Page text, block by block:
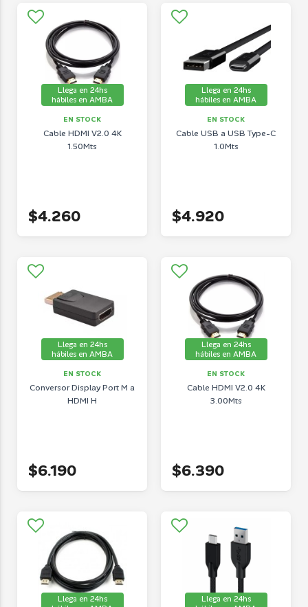
Llega en 24hs
hábiles en AMBA
EN STOCK
Cable HDMI V2.0 4K
1.50Mts
$4.260
Llega en 24hs
hábiles en AMBA
EN STOCK
Cable USB a USB Type-C
1.0Mts
$4.920
Llega en 24hs
hábiles en AMBA
EN STOCK
Conversor Display Port M a
HDMI H
$6.190
Llega en 24hs
hábiles en AMBA
EN STOCK
Cable HDMI V2.0 4K
3.00Mts
$6.390
Llega en 24hs
Llega en 24hs